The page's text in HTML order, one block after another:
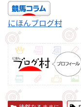
にほんブログ村